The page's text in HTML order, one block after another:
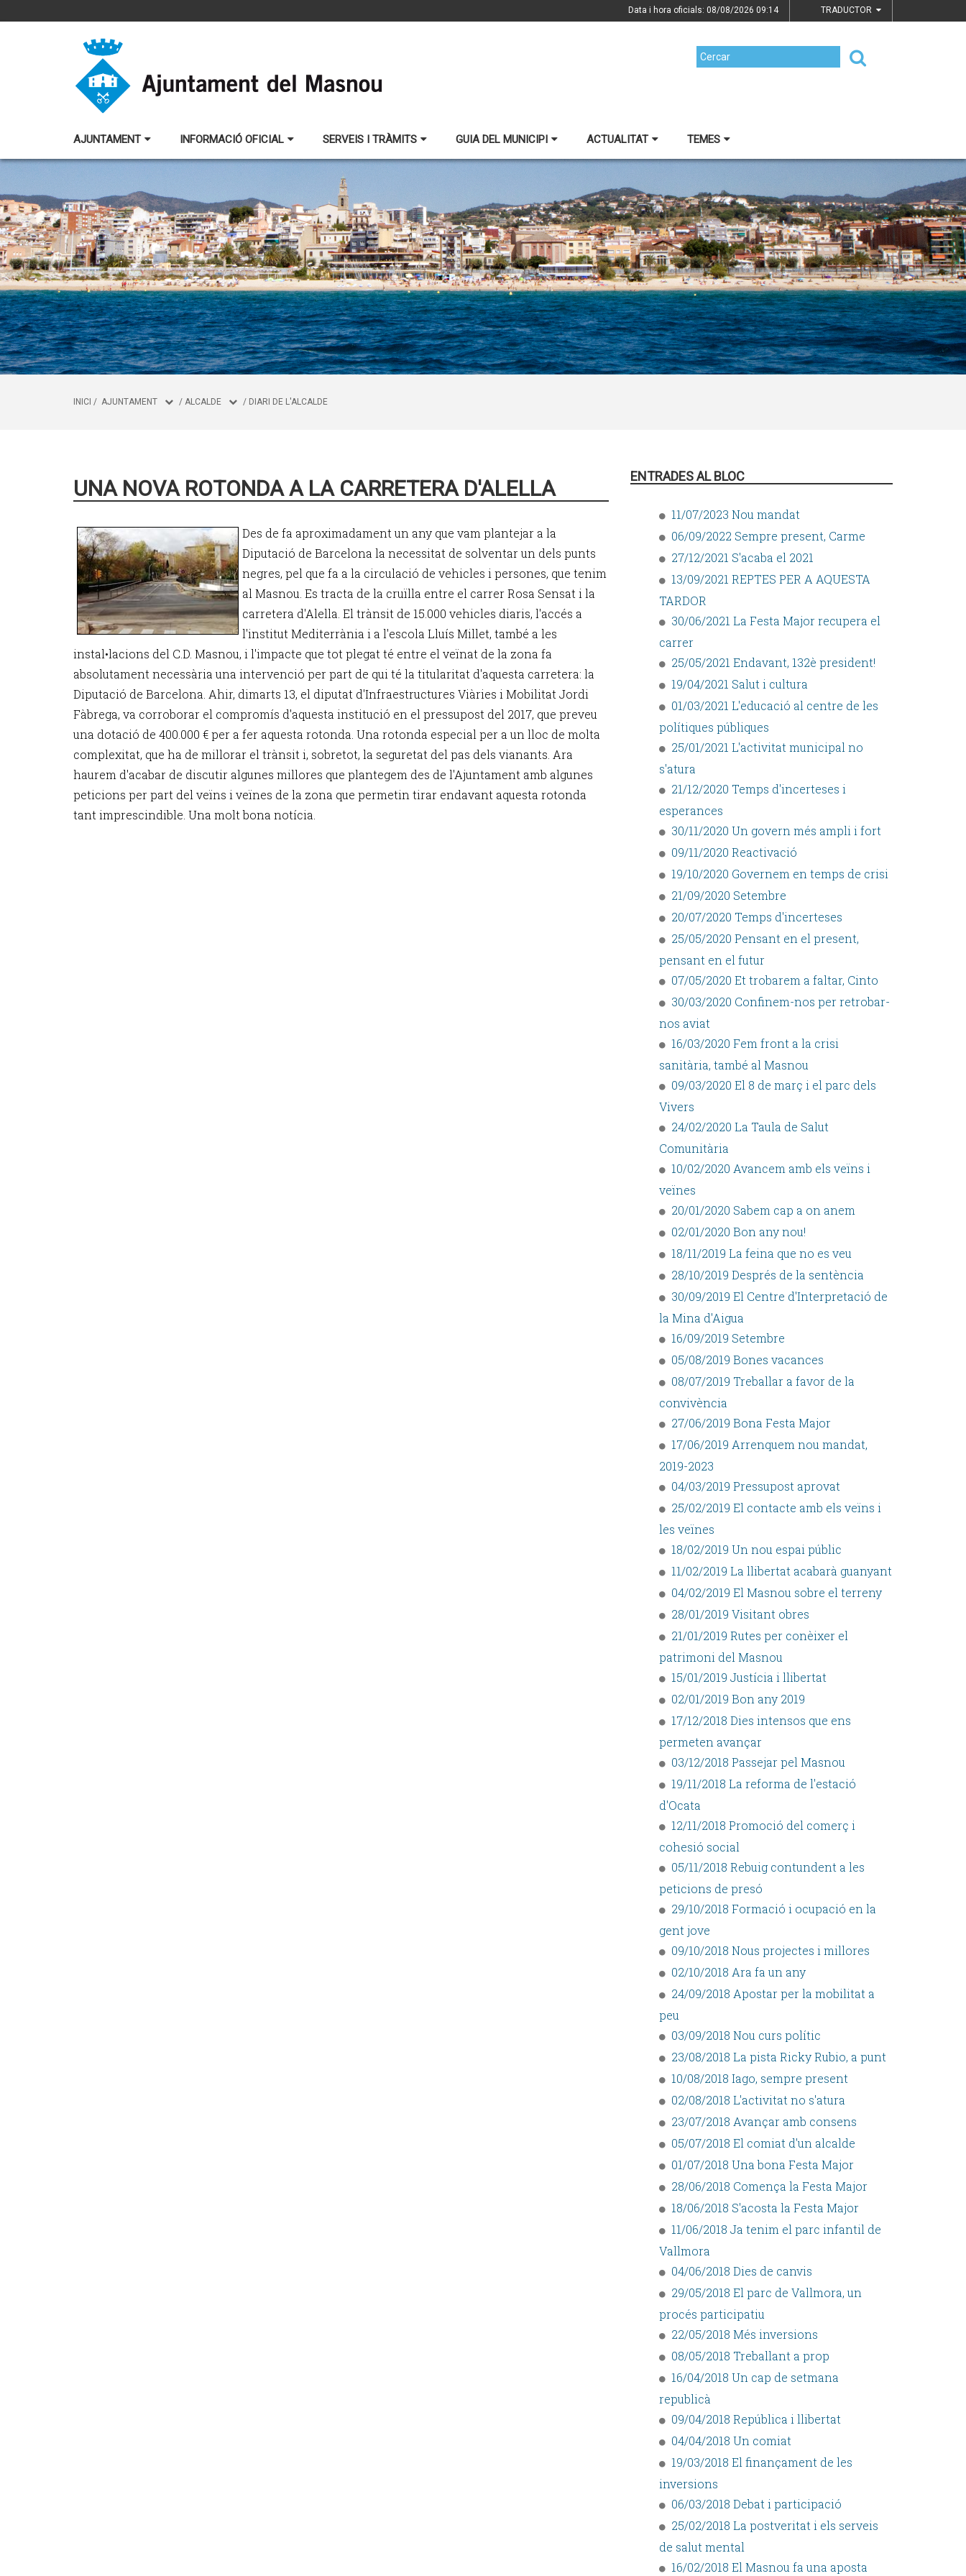
Data i hora oficials: 08/08/2026 09:14 TRADUCTOR
AJUNTAMENT INFORMACIÓ OFICIAL SERVEIS I TRÀMITS GUIA DEL MUNICIPI ACTUALITAT TEMES
INICI / AJUNTAMENT / ALCALDE / DIARI DE L'ALCALDE
UNA NOVA ROTONDA A LA CARRETERA D'ALELLA
Des de fa aproximadament un any que vam plantejar a la
Diputació de Barcelona la necessitat de solventar un dels punts
negres, pel que fa a la circulació de vehicles i persones, que tenim
al Masnou. Es tracta de la cruïlla entre el carrer Rosa Sensat i la
carretera d'Alella. El trànsit de 15.000 vehicles diaris, l'accés a
l'institut Mediterrània i a l'escola Lluís Millet, també a les
instal•lacions del C.D. Masnou, i l'impacte que tot plegat té entre el veïnat de la zona fa
absolutament necessària una intervenció per part de qui té la titularitat d'aquesta carretera: la
Diputació de Barcelona. Ahir, dimarts 13, el diputat d'Infraestructures Viàries i Mobilitat Jordi
Fàbrega, va corroborar el compromís d'aquesta institució en el pressupost del 2017, que preveu
una dotació de 400.000 € per a fer aquesta rotonda. Una rotonda especial per a un lloc de molta
complexitat, que ha de millorar el trànsit i, sobretot, la seguretat del pas dels vianants. Ara
haurem d'acabar de discutir algunes millores que plantegem des de l'Ajuntament amb algunes
peticions per part del veïns i veïnes de la zona que permetin tirar endavant aquesta rotonda
tant imprescindible. Una molt bona notícia.
ENTRADES AL BLOC
11/07/2023 Nou mandat
06/09/2022 Sempre present, Carme
27/12/2021 S'acaba el 2021
13/09/2021 REPTES PER A AQUESTA
TARDOR
30/06/2021 La Festa Major recupera el
carrer
25/05/2021 Endavant, 132è president!
19/04/2021 Salut i cultura
01/03/2021 L'educació al centre de les
polítiques públiques
25/01/2021 L'activitat municipal no
s'atura
21/12/2020 Temps d'incerteses i
esperances
30/11/2020 Un govern més ampli i fort
09/11/2020 Reactivació
19/10/2020 Governem en temps de crisi
21/09/2020 Setembre
20/07/2020 Temps d'incerteses
25/05/2020 Pensant en el present,
pensant en el futur
07/05/2020 Et trobarem a faltar, Cinto
30/03/2020 Confinem-nos per retrobar-
nos aviat
16/03/2020 Fem front a la crisi
sanitària, també al Masnou
09/03/2020 El 8 de març i el parc dels
Vivers
24/02/2020 La Taula de Salut
Comunitària
10/02/2020 Avancem amb els veïns i
veïnes
20/01/2020 Sabem cap a on anem
02/01/2020 Bon any nou!
18/11/2019 La feina que no es veu
28/10/2019 Després de la sentència
30/09/2019 El Centre d'Interpretació de
la Mina d'Aigua
16/09/2019 Setembre
05/08/2019 Bones vacances
08/07/2019 Treballar a favor de la
convivència
27/06/2019 Bona Festa Major
17/06/2019 Arrenquem nou mandat,
2019-2023
04/03/2019 Pressupost aprovat
25/02/2019 El contacte amb els veïns i
les veïnes
18/02/2019 Un nou espai públic
11/02/2019 La llibertat acabarà guanyant
04/02/2019 El Masnou sobre el terreny
28/01/2019 Visitant obres
21/01/2019 Rutes per conèixer el
patrimoni del Masnou
15/01/2019 Justícia i llibertat
02/01/2019 Bon any 2019
17/12/2018 Dies intensos que ens
permeten avançar
03/12/2018 Passejar pel Masnou
19/11/2018 La reforma de l'estació
d'Ocata
12/11/2018 Promoció del comerç i
cohesió social
05/11/2018 Rebuig contundent a les
peticions de presó
29/10/2018 Formació i ocupació en la
gent jove
09/10/2018 Nous projectes i millores
02/10/2018 Ara fa un any
24/09/2018 Apostar per la mobilitat a
peu
03/09/2018 Nou curs polític
23/08/2018 La pista Ricky Rubio, a punt
10/08/2018 Iago, sempre present
02/08/2018 L'activitat no s'atura
23/07/2018 Avançar amb consens
05/07/2018 El comiat d'un alcalde
01/07/2018 Una bona Festa Major
28/06/2018 Comença la Festa Major
18/06/2018 S'acosta la Festa Major
11/06/2018 Ja tenim el parc infantil de
Vallmora
04/06/2018 Dies de canvis
29/05/2018 El parc de Vallmora, un
procés participatiu
22/05/2018 Més inversions
08/05/2018 Treballant a prop
16/04/2018 Un cap de setmana
republicà
09/04/2018 República i llibertat
04/04/2018 Un comiat
19/03/2018 El finançament de les
inversions
06/03/2018 Debat i participació
25/02/2018 La postveritat i els serveis
de salut mental
16/02/2018 El Masnou fa una aposta